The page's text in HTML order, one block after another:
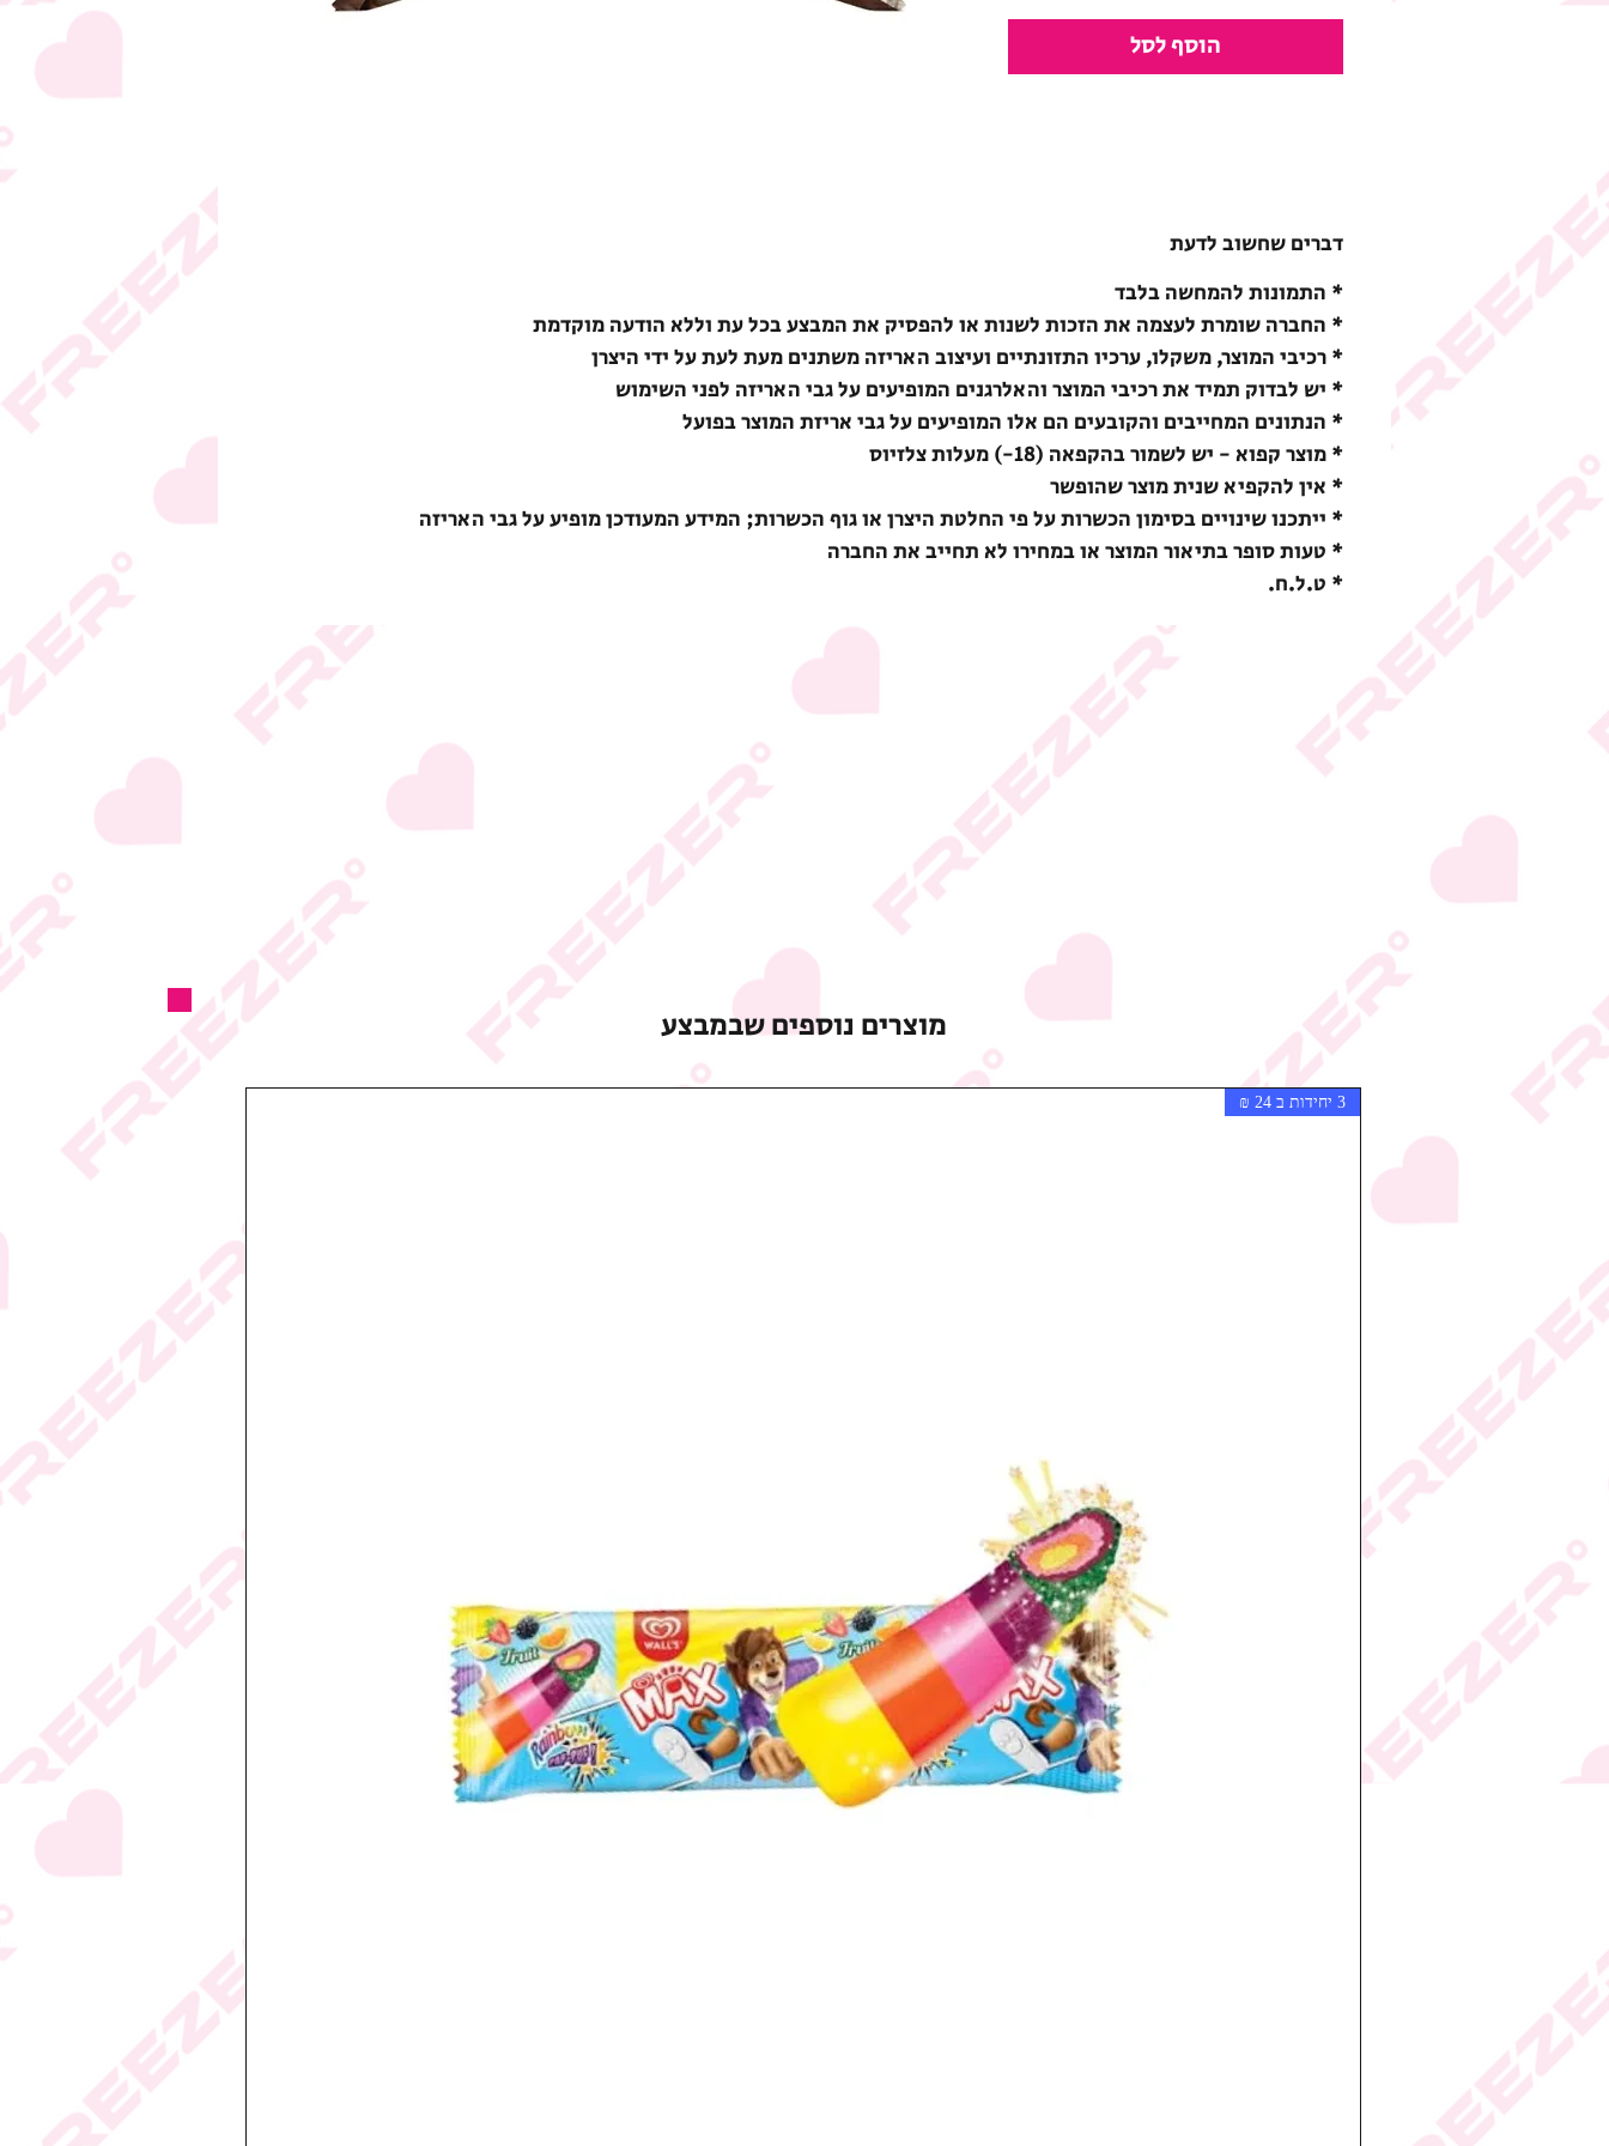
הוסף לסל
דברים שחשוב לדעת
* התמונות להמחשה בלבד
* החברה שומרת לעצמה את הזכות לשנות או להפסיק את המבצע בכל עת וללא הודעה מוקדמת
* רכיבי המוצר, משקלו, ערכיו התזונתיים ועיצוב האריזה משתנים מעת לעת על ידי היצרן
* יש לבדוק תמיד את רכיבי המוצר והאלרגנים המופיעים על גבי האריזה לפני השימוש
* הנתונים המחייבים והקובעים הם אלו המופיעים על גבי אריזת המוצר בפועל
* מוצר קפוא - יש לשמור בהקפאה (18-) מעלות צלזיוס
* אין להקפיא שנית מוצר שהופשר
* ייתכנו שינויים בסימון הכשרות על פי החלטת היצרן או גוף הכשרות; המידע המעודכן מופיע על גבי האריזה
* טעות סופר בתיאור המוצר או במחירו לא תחייב את החברה
* ט.ל.ח.
מוצרים נוספים שבמבצע
3 יחידות ב 24 ₪